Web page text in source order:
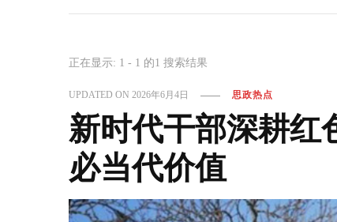
正在显示: 1 - 1 的1 搜索结果
UPDATED ON2026年6月4日 思政热点
新时代干部深耕红
必当代价值